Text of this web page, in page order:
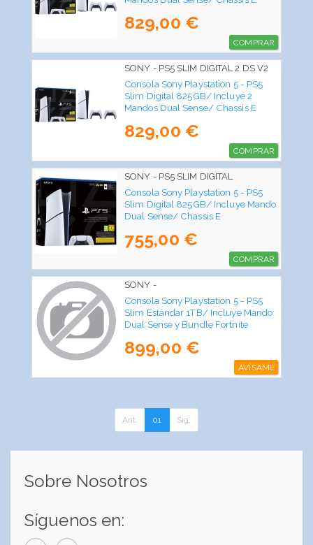
829,00 €
COMPRAR
SONY - PS5 SLIM DIGITAL 2 DS V2
Consola Sony Playstation 5 - PS5
Slim Digital 825GB/ Incluye 2
Mandos Dual Sense/ Chassis E
829,00 €
COMPRAR
SONY - PS5 SLIM DIGITAL
Consola Sony Playstation 5 - PS5
Slim Digital 825GB/ Incluye Mando
Dual Sense/ Chassis E
755,00 €
COMPRAR
SONY -
Consola Sony Playstation 5 - PS5
Slim Estándar 1TB/ Incluye Mando
Dual Sense y Bundle Fortnite
899,00 €
AVÍSAME
Ant. 01 Sig.
Sobre Nosotros
Síguenos en: